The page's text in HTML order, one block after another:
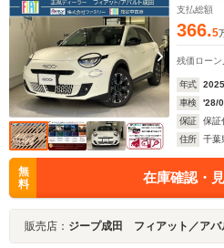
支払総額
366.5
残価ローン
年式 2025
車検
'28/
保証
保証
住所
千葉
無
料
在庫確認・
販売店： ジープ成田 フィアット／アバ